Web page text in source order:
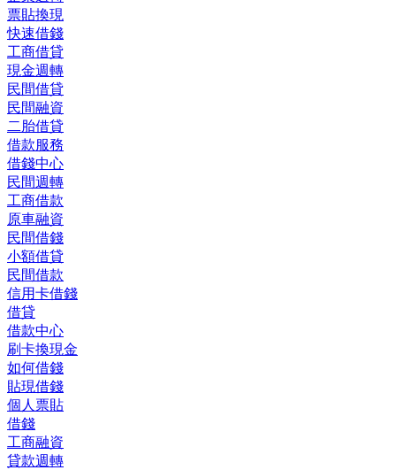
票貼換現
快速借錢
工商借貸
現金週轉
民間借貸
民間融資
二胎借貸
借款服務
借錢中心
民間週轉
工商借款
原車融資
民間借錢
小額借貸
民間借款
信用卡借錢
借貸
借款中心
刷卡換現金
如何借錢
貼現借錢
個人票貼
借錢
工商融資
貸款週轉